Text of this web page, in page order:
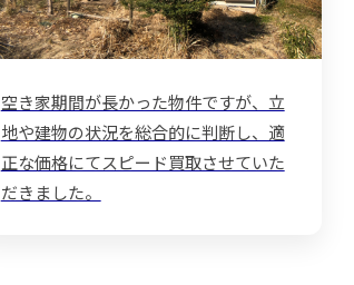
空き家期間が長かった物件ですが、立
地や建物の状況を総合的に判断し、適
正な価格にてスピード買取させていた
だきました。